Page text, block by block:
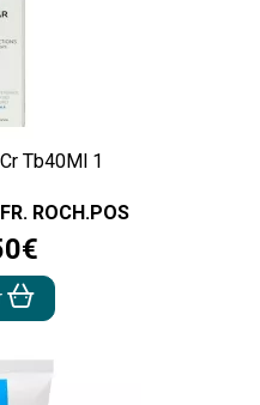
Tb40Ml 1
ROCH.POS
€